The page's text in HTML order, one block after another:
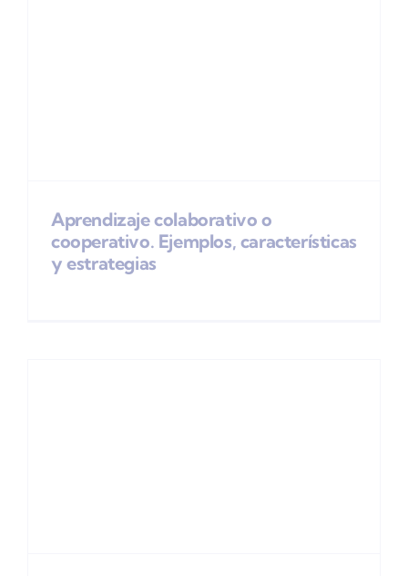
Aprendizaje colaborativo o
cooperativo. Ejemplos, características
y estrategias